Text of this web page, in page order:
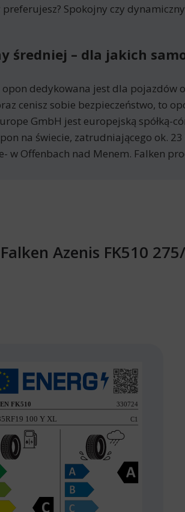
preferujesz? Spokojny czy
średniej – dla jakich
opon dedykowana jest dla pojazdów
cenisz sobie bezpieczeństwo, to
GmbH jest europejską
na świecie, zatrudniającego ok.
w Offenbach nad Menem. Falken
Azenis FK510